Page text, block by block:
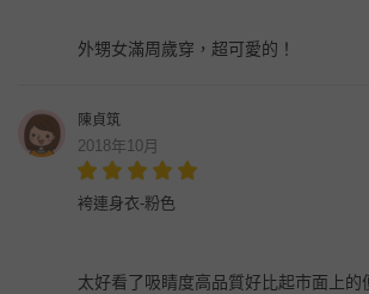
外甥女滿周歲穿，超可愛的！
陳貞筑
2018年10月
袴連身衣-粉色
太好看了吸睛度高品質好比起市面上的